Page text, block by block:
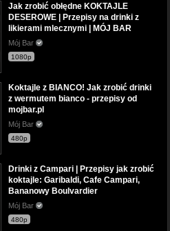
Jak zrobić obłędne KOKTAJLE
DESEROWE | Przepisy na drinki z
likierami mlecznymi | MÓJ BAR
Mój Bar
1080p
Koktajle z BIANCO! Jak zrobić drinki
z wermutem bianco - przepisy od
mojbar.pl
Mój Bar
480p
Drinki z Campari | Przepisy jak zrobić
koktajle: Garibaldi, Cafe Campari,
Bananowy Boulvardier
Mój Bar
480p